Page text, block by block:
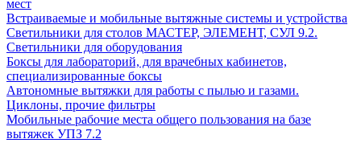
мест
Встраиваемые и мобильные вытяжные системы и устройства
Светильники для столов МАСТЕР, ЭЛЕМЕНТ, СУЛ 9.2.
Светильники для оборудования
Боксы для лабораторий, для врачебных кабинетов,
специализированные боксы
Автономные вытяжки для работы с пылью и газами.
Циклоны, прочие фильтры
Мобильные рабочие места общего пользования на базе
вытяжек УПЗ 7.2